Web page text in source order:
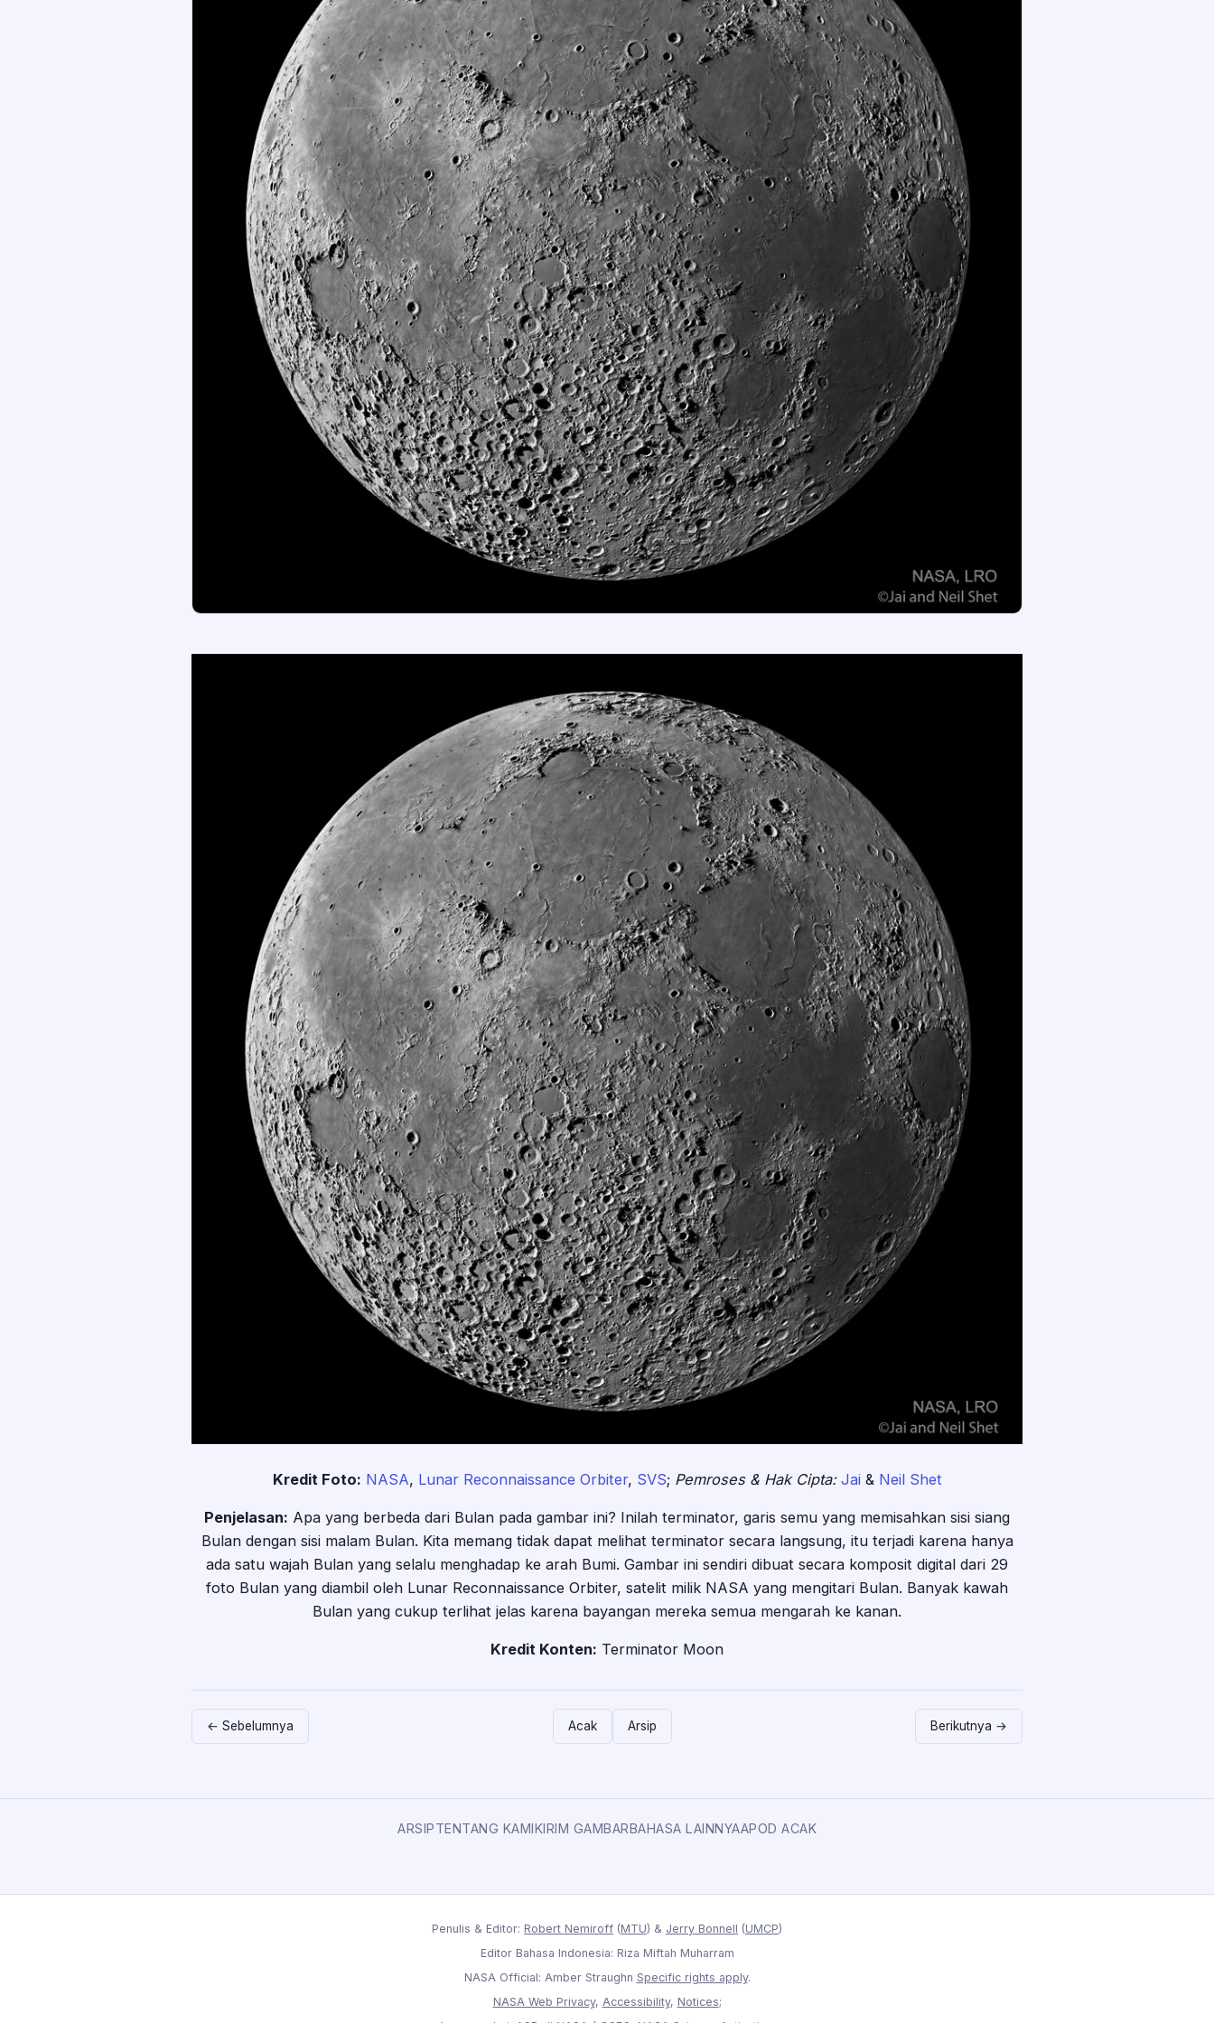
Kredit Foto: NASA, Lunar Reconnaissance Orbiter, SVS; Pemroses & Hak Cipta: Jai & Neil Shet
Penjelasan: Apa yang berbeda dari Bulan pada gambar ini? Inilah terminator, garis semu yang memisahkan sisi siang
Bulan dengan sisi malam Bulan. Kita memang tidak dapat melihat terminator secara langsung, itu terjadi karena hanya
ada satu wajah Bulan yang selalu menghadap ke arah Bumi. Gambar ini sendiri dibuat secara komposit digital dari 29
foto Bulan yang diambil oleh Lunar Reconnaissance Orbiter, satelit milik NASA yang mengitari Bulan. Banyak kawah
Bulan yang cukup terlihat jelas karena bayangan mereka semua mengarah ke kanan.
Kredit Konten: Terminator Moon
← Sebelumnya Acak Arsip Berikutnya →
ARSIPTENTANG KAMIKIRIM GAMBARBAHASA LAINNYAAPOD ACAK
Penulis & Editor: Robert Nemiroff (MTU) & Jerry Bonnell (UMCP)
Editor Bahasa Indonesia: Riza Miftah Muharram
NASA Official: Amber Straughn Specific rights apply.
NASA Web Privacy, Accessibility, Notices;